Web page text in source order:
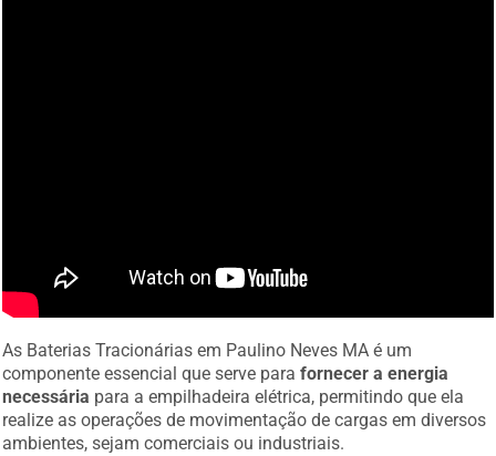
As Baterias Tracionárias em Paulino Neves MA é um
componente essencial que serve parafornecer a energia
necessária para a empilhadeira elétrica, permitindo que ela
realize as operações de movimentação de cargas em diversos
ambientes, sejam comerciais ou industriais.